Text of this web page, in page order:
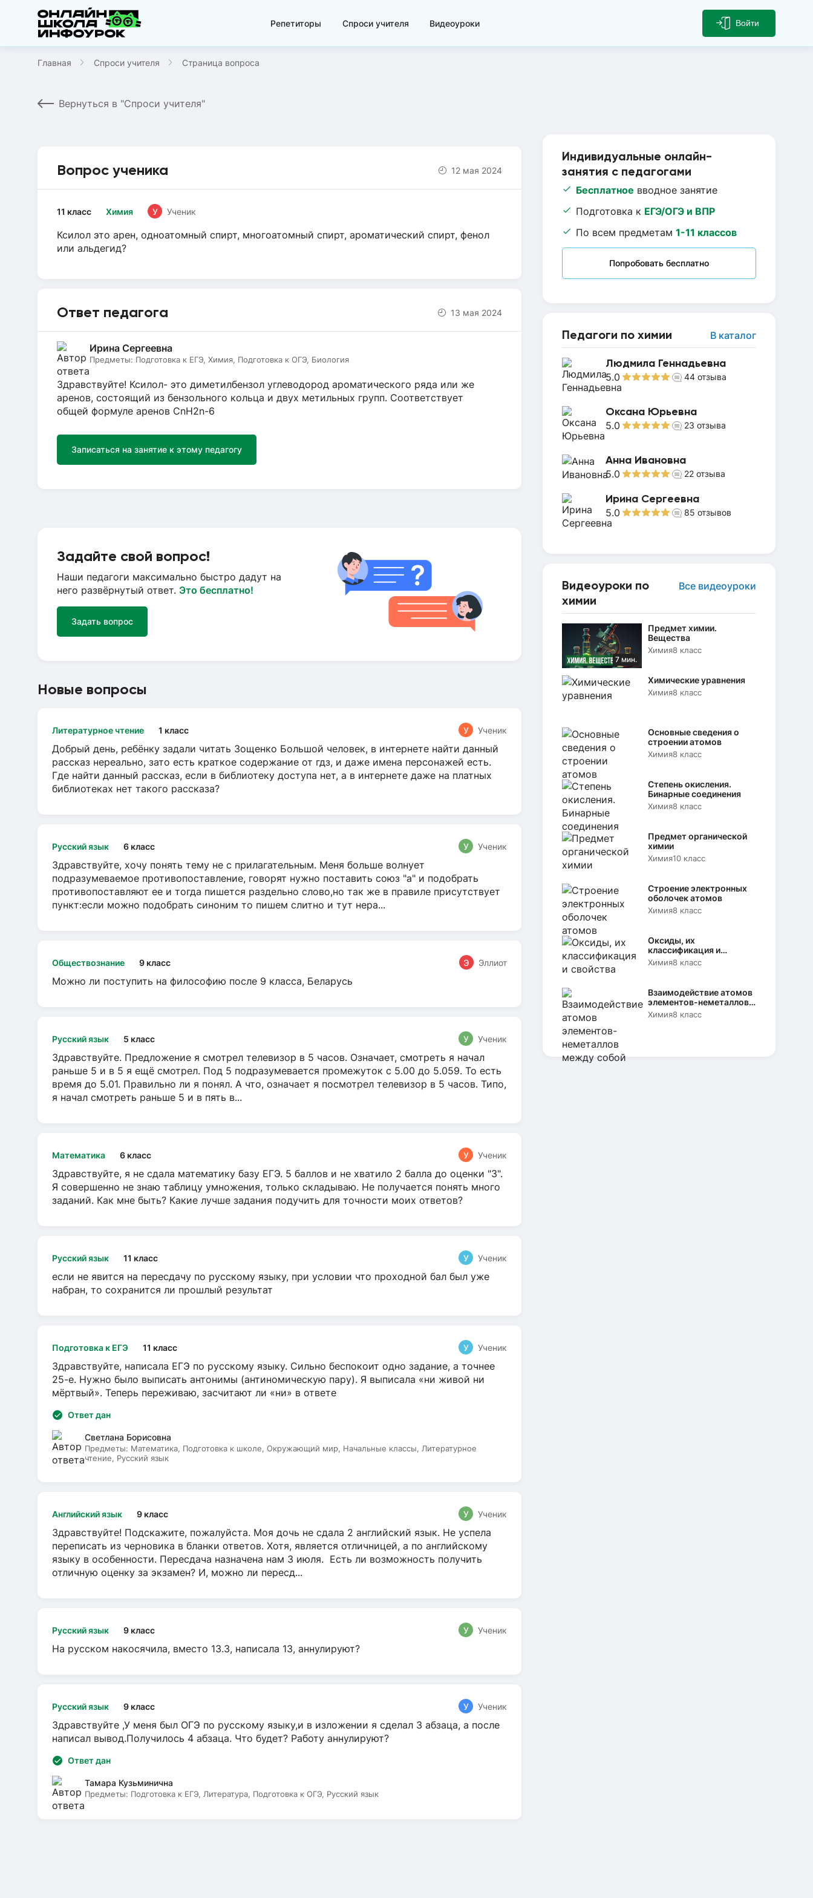
Репетиторы Спроси учителя Видеоуроки Войти
Главная Спроси учителя Страница вопроса
Вернуться в "Спроси учителя"
Индивидуальные онлайн-
занятия с педагогами
Бесплатное вводное занятие
Подготовка к ЕГЭ/ОГЭ и ВПР
По всем предметам 1-11 классов
Попробовать бесплатно
Педагоги по химии В каталог
Людмила Геннадьевна
5.0 44 отзыва
Оксана Юрьевна
5.0 23 отзыва
Анна Ивановна
5.0 22 отзыва
Ирина Сергеевна
5.0 85 отзывов
Видеоуроки по
химии
Все видеоуроки
7 мин.
Предмет химии.
Вещества
Химия8 класс
Химические уравнения
Химия8 класс
Основные сведения о
строении атомов
Химия8 класс
Степень окисления.
Бинарные соединения
Химия8 класс
Предмет органической
химии
Химия10 класс
Строение электронных
оболочек атомов
Химия8 класс
Оксиды, их
классификация и
свойства
Химия8 класс
Взаимодействие атомов
элементов-неметаллов
между собой
Химия8 класс
Вопрос ученика 12 мая 2024
Химия
11 класс У Ученик
Ксилол это арен, одноатомный спирт, многоатомный спирт, ароматический спирт, фенол
или альдегид?
Ответ педагога 13 мая 2024
Ирина Сергеевна
Предметы: Подготовка к ЕГЭ, Химия, Подготовка к ОГЭ, Биология
Здравствуйте! Ксилол- это диметилбензол углеводород ароматического ряда или же
аренов, состоящий из бензольного кольца и двух метильных групп. Соответствует
общей формуле аренов CnH2n-6
Записаться на занятие к этому педагогу
Задайте свой вопрос!
Наши педагоги максимально быстро дадут на
него развёрнутый ответ. Это бесплатно!
Задать вопрос
Новые вопросы
Литературное чтение 1 класс У Ученик
Добрый день, ребёнку задали читать Зощенко Большой человек, в интернете найти данный
рассказ нереально, зато есть краткое содержание от гдз, и даже имена персонажей есть.
Где найти данный рассказ, если в библиотеку доступа нет, а в интернете даже на платных
библиотеках нет такого рассказа?
Русский язык 6 класс У Ученик
Здравствуйте, хочу понять тему не с прилагательным. Меня больше волнует
подразумеваемое противопоставление, говорят нужно поставить союз "а" и подобрать
противопоставляют ее и тогда пишется раздельно слово,но так же в правиле присутствует
пункт:если можно подобрать синоним то пишем слитно и тут нера...
Обществознание 9 класс Э Эллиот
Можно ли поступить на философию после 9 класса, Беларусь
Русский язык 5 класс У Ученик
Здравствуйте. Предложение я смотрел телевизор в 5 часов. Означает, смотреть я начал
раньше 5 и в 5 я ещё смотрел. Под 5 подразумевается промежуток с 5.00 до 5.059. То есть
время до 5.01. Правильно ли я понял. А что, означает я посмотрел телевизор в 5 часов. Типо,
я начал смотреть раньше 5 и в пять в...
Математика 6 класс У Ученик
Здравствуйте, я не сдала математику базу ЕГЭ. 5 баллов и не хватило 2 балла до оценки "3".
Я совершенно не знаю таблицу умножения, только складываю. Не получается понять много
заданий. Как мне быть? Какие лучше задания подучить для точности моих ответов?
Русский язык 11 класс У Ученик
если не явится на пересдачу по русскому языку, при условии что проходной бал был уже
набран, то сохранится ли прошлый результат
Подготовка к ЕГЭ 11 класс У Ученик
Здравствуйте, написала ЕГЭ по русскому языку. Сильно беспокоит одно задание, а точнее
25-е. Нужно было выписать антонимы (антиномическую пару). Я выписала «ни живой ни
мёртвый». Теперь переживаю, засчитают ли «ни» в ответе
Ответ дан
Светлана Борисовна
Предметы: Математика, Подготовка к школе, Окружающий мир, Начальные классы, Литературное
чтение, Русский язык
Английский язык 9 класс У Ученик
Здравствуйте! Подскажите, пожалуйста. Моя дочь не сдала 2 английский язык. Не успела
переписать из черновика в бланки ответов. Хотя, является отличницей, а по английскому
языку в особенности. Пересдача назначена нам 3 июля. Есть ли возможность получить
отличную оценку за экзамен? И, можно ли пересд...
Русский язык 9 класс У Ученик
На русском накосячила, вместо 13.3, написала 13, аннулируют?
Русский язык 9 класс У Ученик
Здравствуйте ,У меня был ОГЭ по русскому языку,и в изложении я сделал 3 абзаца, а после
написал вывод.Получилось 4 абзаца. Что будет? Работу аннулируют?
Ответ дан
Тамара Кузьминична
Предметы: Подготовка к ЕГЭ, Литература, Подготовка к ОГЭ, Русский язык